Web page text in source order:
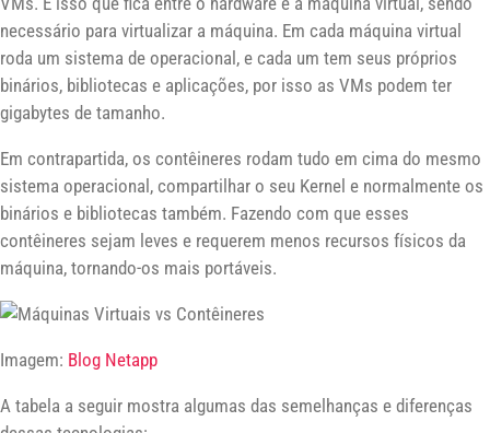
necessário para virtualizar a máquina. Em cada máquina virtual
roda um sistema de operacional, e cada um tem seus próprios
binários, bibliotecas e aplicações, por isso as VMs podem ter
gigabytes de tamanho.
Em contrapartida, os contêineres rodam tudo em cima do mesmo
sistema operacional, compartilhar o seu Kernel e normalmente os
binários e bibliotecas também. Fazendo com que esses
contêineres sejam leves e requerem menos recursos físicos da
máquina, tornando-os mais portáveis.
Imagem: Blog Netapp
A tabela a seguir mostra algumas das semelhanças e diferenças